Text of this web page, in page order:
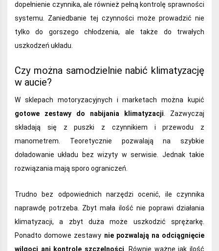
dopełnienie czynnika, ale również pełną kontrolę sprawności
systemu. Zaniedbanie tej czynności może prowadzić nie
tylko do gorszego chłodzenia, ale także do trwałych
uszkodzeń układu.
Czy można samodzielnie nabić klimatyzację
w aucie?
W sklepach motoryzacyjnych i marketach można kupić
gotowe zestawy do nabijania klimatyzacji . Zazwyczaj
składają się z puszki z czynnikiem i przewodu z
manometrem. Teoretycznie pozwalają na szybkie
doładowanie układu bez wizyty w serwisie. Jednak takie
rozwiązania mają sporo ograniczeń.
Trudno bez odpowiednich narzędzi ocenić, ile czynnika
naprawdę potrzeba. Zbyt mała ilość nie poprawi działania
klimatyzacji, a zbyt duża może uszkodzić sprężarkę.
Ponadto domowe zestawy nie pozwalają na odciągnięcie
wilgoci ani kontrolę szczelności . Równie ważne jak ilość